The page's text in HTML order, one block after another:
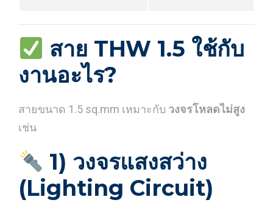
สาย THW 1.5 ใช้กับ
งานอะไร?
สายขนาด 1.5 sq.mm เหมาะกับ วงจรโหลดไม่สูง
เช่น
1) วงจรแสงสว่าง
(Lighting Circuit)